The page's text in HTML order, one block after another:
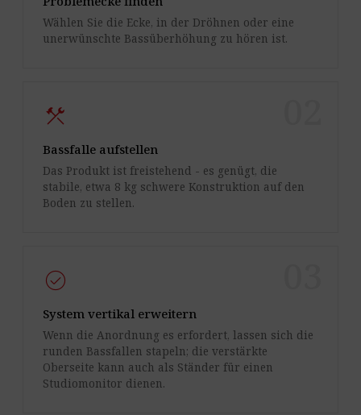
Wählen Sie die Ecke, in der Dröhnen oder eine
unerwünschte Bassüberhöhung zu hören ist.
construction
Bassfalle aufstellen
Das Produkt ist freistehend - es genügt, die
stabile, etwa 8 kg schwere Konstruktion auf den
Boden zu stellen.
check_circle
System vertikal erweitern
Wenn die Anordnung es erfordert, lassen sich die
runden Bassfallen stapeln; die verstärkte
Oberseite kann auch als Ständer für einen
Studiomonitor dienen.